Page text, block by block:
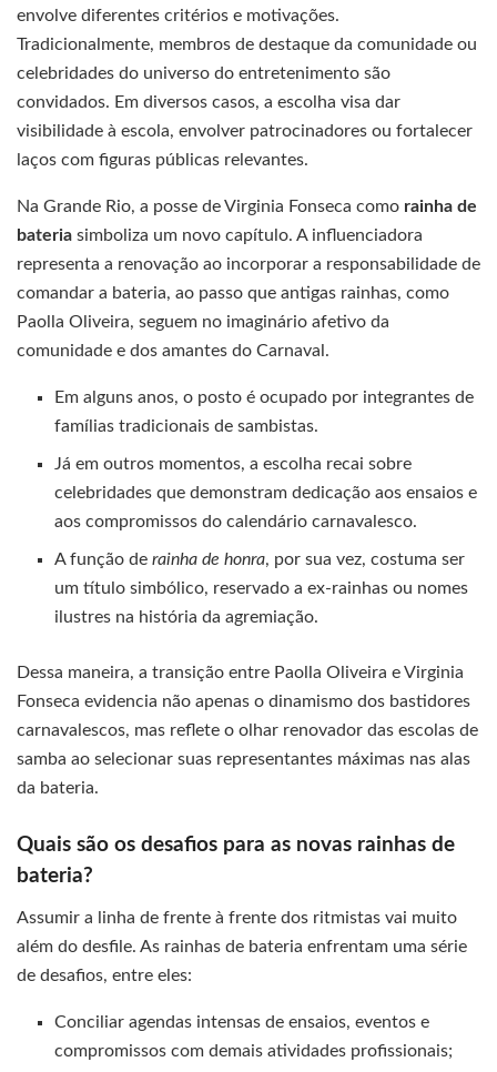
envolve diferentes critérios e motivações.
Tradicionalmente, membros de destaque da comunidade ou
celebridades do universo do entretenimento são
convidados. Em diversos casos, a escolha visa dar
visibilidade à escola, envolver patrocinadores ou fortalecer
laços com figuras públicas relevantes.
Na Grande Rio, a posse de Virginia Fonseca como rainha de
bateria simboliza um novo capítulo. A influenciadora
representa a renovação ao incorporar a responsabilidade de
comandar a bateria, ao passo que antigas rainhas, como
Paolla Oliveira, seguem no imaginário afetivo da
comunidade e dos amantes do Carnaval.
Em alguns anos, o posto é ocupado por integrantes de
famílias tradicionais de sambistas.
Já em outros momentos, a escolha recai sobre
celebridades que demonstram dedicação aos ensaios e
aos compromissos do calendário carnavalesco.
A função derainha de honra, por sua vez, costuma ser
um título simbólico, reservado a ex-rainhas ou nomes
ilustres na história da agremiação.
Dessa maneira, a transição entre Paolla Oliveira e Virginia
Fonseca evidencia não apenas o dinamismo dos bastidores
carnavalescos, mas reflete o olhar renovador das escolas de
samba ao selecionar suas representantes máximas nas alas
da bateria.
Quais são os desafios para as novas rainhas de
bateria?
Assumir a linha de frente à frente dos ritmistas vai muito
além do desfile. As rainhas de bateria enfrentam uma série
de desafios, entre eles:
Conciliar agendas intensas de ensaios, eventos e
compromissos com demais atividades profissionais;